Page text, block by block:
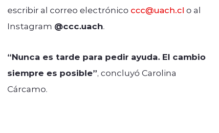
escribir al correo electrónico ccc@uach.cl o al
Instagram @ccc.uach.
“Nunca es tarde para pedir ayuda. El cambio
siempre es posible”, concluyó Carolina
Cárcamo.